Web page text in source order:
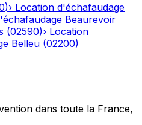
)› Location d'échafaudage
Beaurevoir
(02590)› Location
Belleu (02200)
dans toute la France,